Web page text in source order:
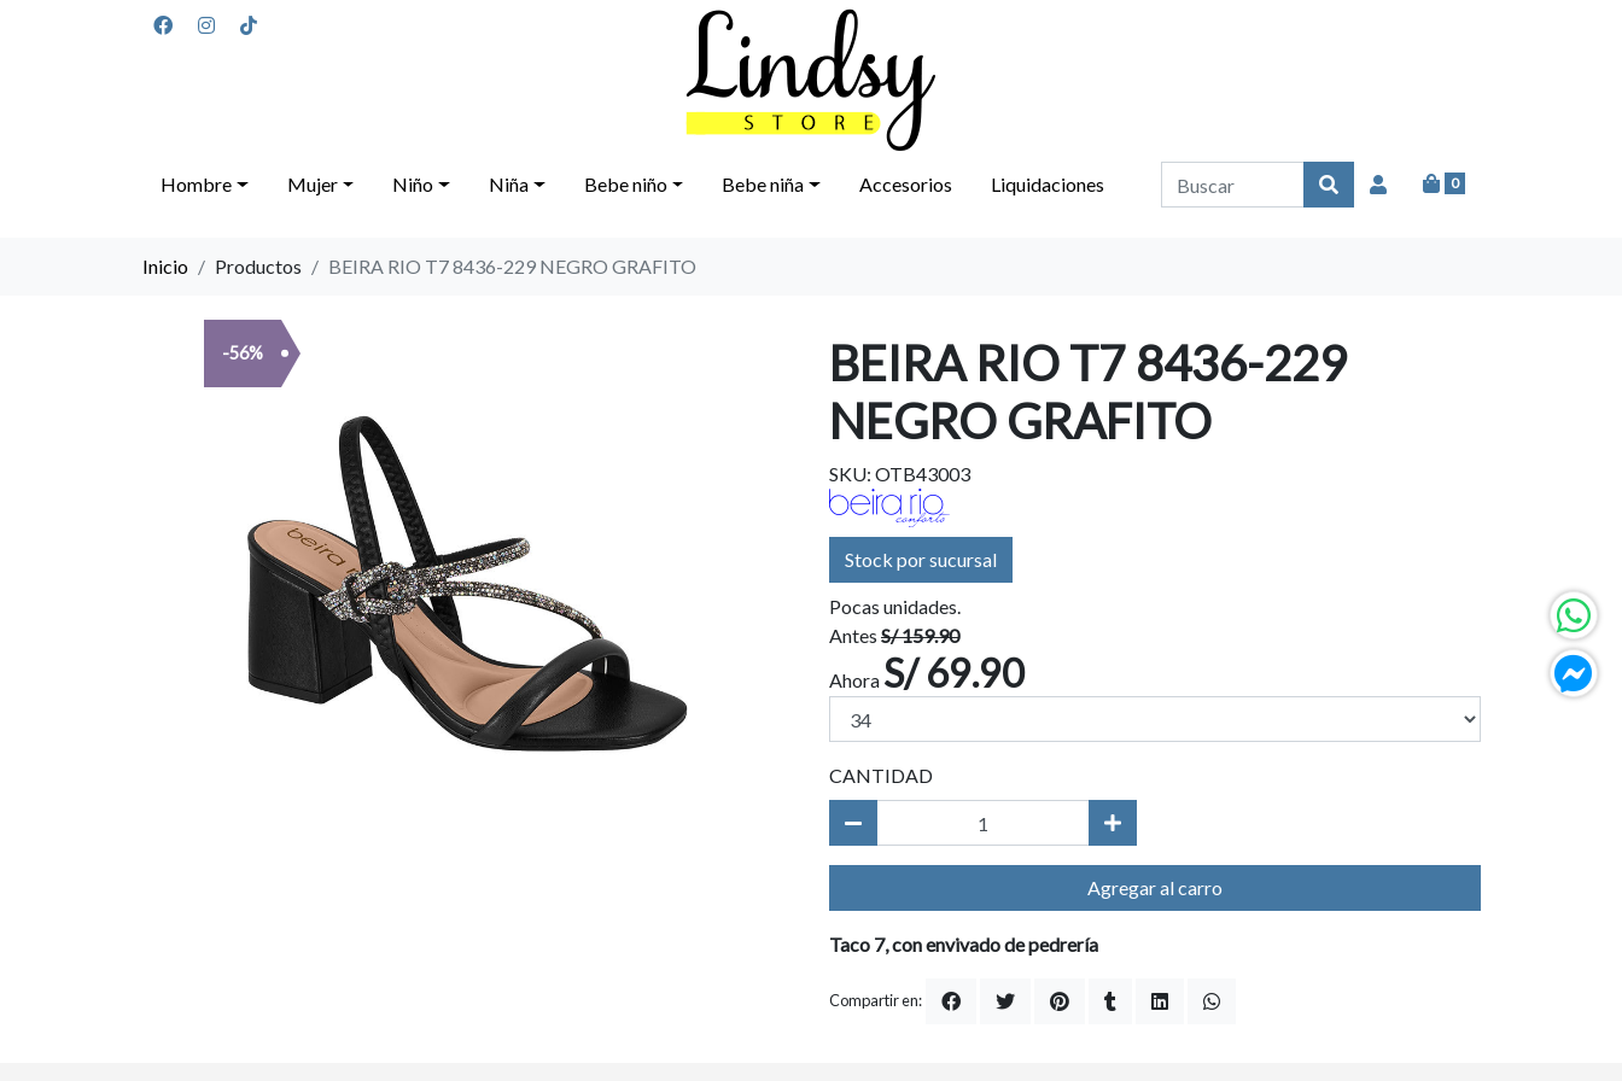
0
Hombre Mujer Niño Niña Bebe niño Bebe niña Accesorios Liquidaciones
Inicio Productos BEIRA RIO T7 8436-229 NEGRO GRAFITO
-56%
BEIRA RIO T7 8436-229
NEGRO GRAFITO
SKU: OTB43003
Stock por sucursal
Pocas unidades.
Antes S/ 159.90
Ahora S/ 69.90
CANTIDAD
Agregar al carro
Taco 7, con envivado de pedrería
Compartir en: